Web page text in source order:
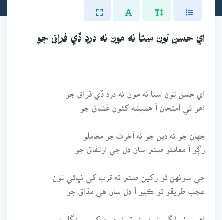
اي حسن تون ستا نه مون نه درد ڏي فراق جو
اي حسن تون ستا نه مون نه درد ڏي فراق جو
اهو ئي امتحان آ هميشه کئون عُشاق جو
جهان جو نه دين جو نه آخرت جو معاملو
رڳو آ معاملو صنم سان دل جي ارتفاق جو
جي سونهن ٿو رکين صنم ته قرب کي نڀائي تون
عجب طريقو تو ڪيو آ دل سان هي مذاق جو
اهو سٺو لڳي ٿو مون-تون حسن کي سينگار پيو